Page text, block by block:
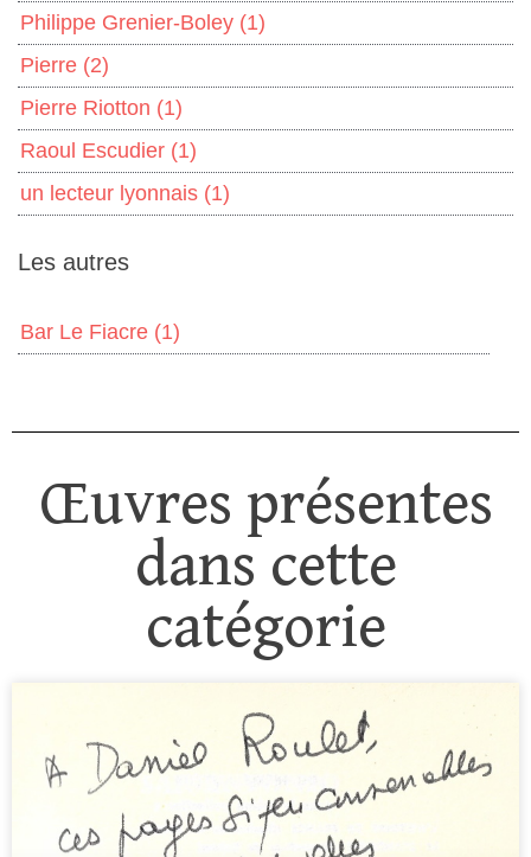
Philippe Grenier-Boley (1)
Pierre (2)
Pierre Riotton (1)
Raoul Escudier (1)
un lecteur lyonnais (1)
Les autres
Bar Le Fiacre (1)
Œuvres présentes
dans cette
catégorie